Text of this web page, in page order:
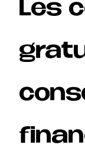
Les